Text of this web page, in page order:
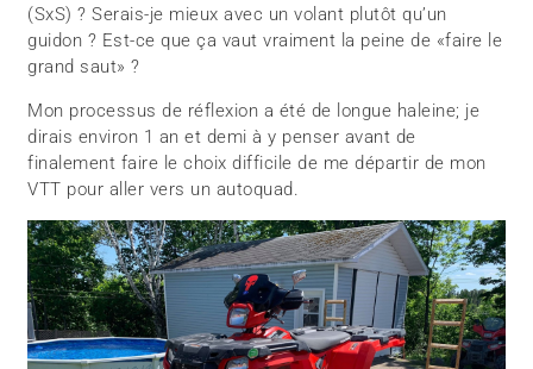
(SxS) ? Serais-je mieux avec un volant plutôt qu’un
guidon ? Est-ce que ça vaut vraiment la peine de «faire le
grand saut» ?
Mon processus de réflexion a été de longue haleine; je
dirais environ 1 an et demi à y penser avant de
finalement faire le choix difficile de me départir de mon
VTT pour aller vers un autoquad.